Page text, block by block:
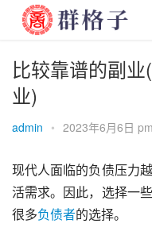
比较靠谱的副
业)
admin • 2023年6月6日
现代人面临的负债压力
活需求。因此，选择一
很多负债者的选择。